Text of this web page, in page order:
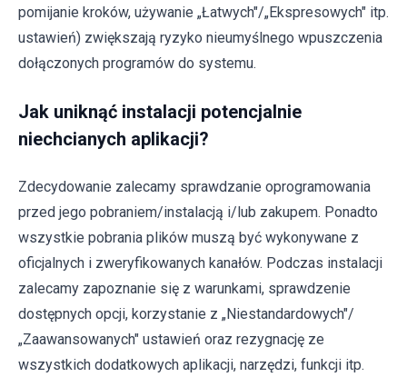
pomijanie kroków, używanie „Łatwych"/„Ekspresowych" itp.
ustawień) zwiększają ryzyko nieumyślnego wpuszczenia
dołączonych programów do systemu.
Jak uniknąć instalacji potencjalnie
niechcianych aplikacji?
Zdecydowanie zalecamy sprawdzanie oprogramowania
przed jego pobraniem/instalacją i/lub zakupem. Ponadto
wszystkie pobrania plików muszą być wykonywane z
oficjalnych i zweryfikowanych kanałów. Podczas instalacji
zalecamy zapoznanie się z warunkami, sprawdzenie
dostępnych opcji, korzystanie z „Niestandardowych"/
„Zaawansowanych" ustawień oraz rezygnację ze
wszystkich dodatkowych aplikacji, narzędzi, funkcji itp.